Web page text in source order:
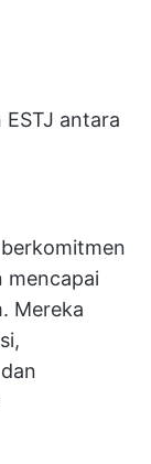
antara
mencapai
Mereka